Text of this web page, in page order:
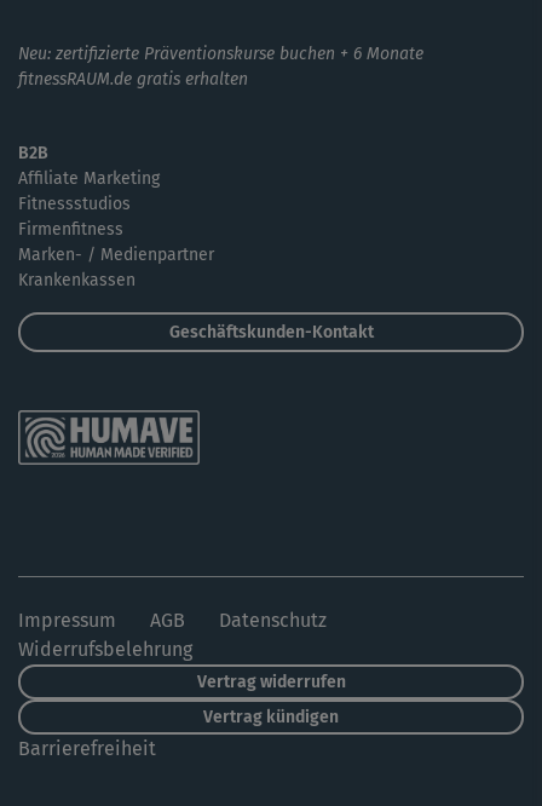
Neu: zertifizierte Präventionskurse buchen + 6 Monate
fitnessRAUM.de gratis erhalten
B2B
Affiliate Marketing
Fitnessstudios
Firmenfitness
Marken- / Medienpartner
Krankenkassen
Geschäftskunden-Kontakt
Impressum AGB
Datenschutz
Widerrufsbelehrung
Vertrag widerrufen
Vertrag kündigen
Barrierefreiheit